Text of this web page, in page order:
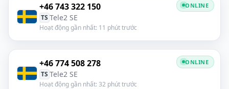
+46 743 322 150
TS Tele2 SE
Hoạt động gần nhất: 11 phút trước
ONLINE
+46 774 508 278
TS Tele2 SE
Hoạt động gần nhất: 32 phút trước
ONLINE